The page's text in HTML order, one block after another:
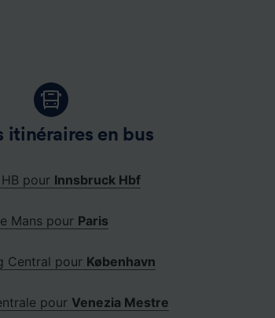
itinéraires en bus
pour Innsbruck Hbf
Mans pour Paris
Central pour København
pour Venezia Mestre